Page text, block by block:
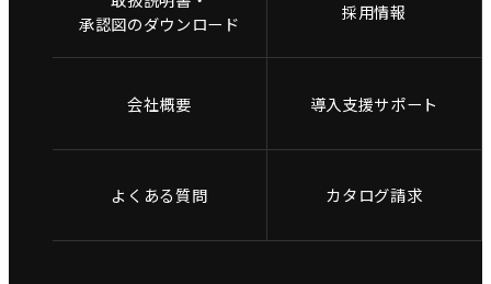
承認図のダウンロード
採用情報
会社概要 導入支援サポート
よくある質問 カタログ請求